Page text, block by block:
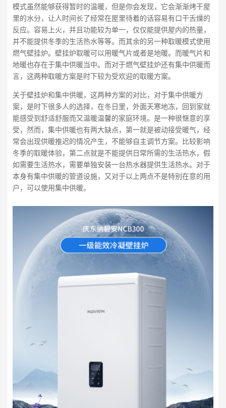
模式虽然能够获得暂时的温暖，但是你会发现，它会渐渐烤干屋
里的水分，让人时间长了经常在屋里待着的话容易有口干舌燥的
反应。容易上火，并且功能较为单一，仅仅能提供屋内的热量，
并不能提供冬季的生活热水等等。而其余的另一种取暖模式使用
燃气壁挂炉。壁挂炉取暖可以用暖气片或者是地暖。而暖气片和
地暖也存在于集中供暖当中。而对于燃气壁挂炉还有集中供暖而
言，这两种取暖方案是时下较为受欢迎的取暖方案。
关于壁挂炉和集中供暖，这两种方案的对比，对于集中供暖方
案，是时下很多人的选择，在冬日里，外面天寒地冻，回到家就
能感受到舒适舒服而又温暖温馨的家庭环境。是一种很惬意的享
受，然而，集中供暖也有两大缺点，第一就是被动接受暖气，经
常会出现供暖推迟的情况产生，不能够自主调节方案。比较影响
冬季的取暖体验，第二点就是不能提供日常所需的生活热水，假
如需要生活热水，需要单独安装一台热水器提供生活热水。对于
本身有集中供暖的管道设施，又对于以上两点不是特别在意的用
户，可以使用集中供暖。